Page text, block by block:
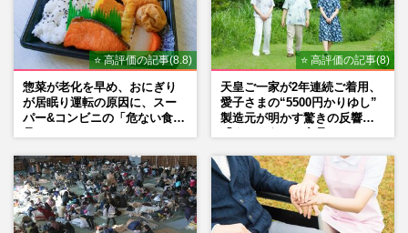
⭐ 高評価の記事(8.8)
惣菜が老化を早め、おにぎり
が居眠り運転の原因に、スー
パー&コンビニの「危ない食
⭐ 高評価の記事(8)
天皇ご一家が2年連続ご着用、
愛子さまの“5500円かりゆし”
製造元が明かす驚きの反響